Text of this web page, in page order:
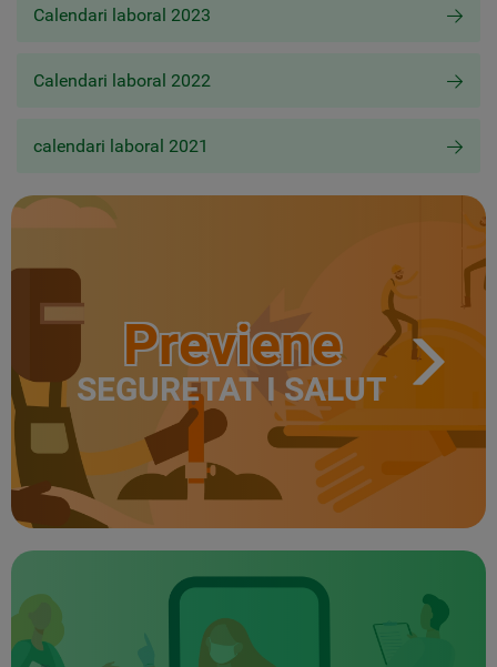
Calendari laboral 2023
Calendari laboral 2022
calendari laboral 2021
Previene
SEGURETAT I SALUT